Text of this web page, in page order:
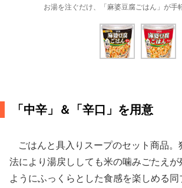
お湯を注ぐだけ、「麻婆豆腐ごはん」が手
「中辛」＆「辛口」を用意
ごはんと具入りスープのセット商品。
法により湯戻ししても米の噛みごたえ
ようにふっくらとした食感を楽しめる同